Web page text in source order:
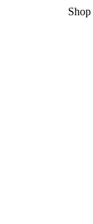
Shop